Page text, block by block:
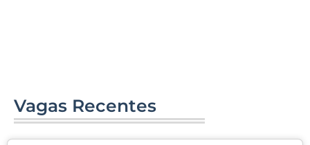
Vagas Recentes